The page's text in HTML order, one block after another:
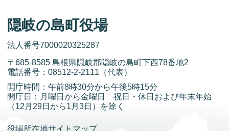
隠岐の島町役場
法人番号7000020325287
〒685-8585 島根県隠岐郡隠岐の島町下西78番地2
電話番号：08512-2-2111 （代表）
開庁時間：午前8時30分から午後5時15分
開庁日：月曜日から金曜日 祝日・休日および年末年始
（12月29日から1月3日）を除く
役場所在地サイトマップ